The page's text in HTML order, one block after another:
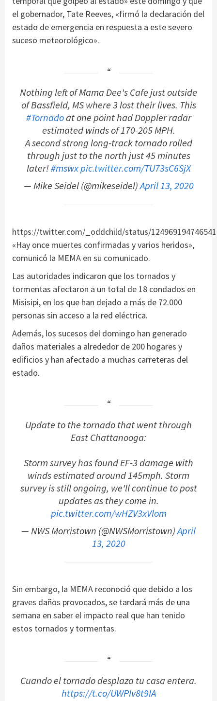
el gobernador, Tate Reeves, «firmó la declaración del
estado de emergencia en respuesta a este severo
suceso meteorológico».
Nothing left of Mama Dee's Cafe just outside
of Bassfield, MS where 3 lost their lives. This
#Tornadoat one point had Doppler radar
estimated winds of 170-205 MPH.
A second strong long-track tornado rolled
through just to the north just 45 minutes
later!#mswxpic.twitter.com/TU73sC6SjX
— Mike Seidel (@mikeseidel)April 13, 2020
https://twitter.com/_oddchild/status/
«Hay once muertes confirmadas y varios heridos»,
comunicó la MEMA en su comunicado.
Las autoridades indicaron que los tornados y
tormentas afectaron a un total de 18 condados en
Misisipi, en los que han dejado a más de 72.000
personas sin acceso a la red eléctrica.
Además, los sucesos del domingo han generado
daños materiales a alrededor de 200 hogares y
edificios y han afectado a muchas carreteras del
estado.
Update to the tornado that went through
East Chattanooga:
Storm survey has found EF-3 damage with
winds estimated around 145mph. Storm
survey is still ongoing, we'll continue to post
updates as they come in.
pic.twitter.com/wHZV3xVlom
— NWS Morristown (@NWSMorristown)April
13, 2020
Sin embargo, la MEMA reconoció que debido a los
graves daños provocados, se tardará más de una
semana en saber el impacto real que han tenido
estos tornados y tormentas.
Cuando el tornado desplaza tu casa entera.
https://t.co/UWPIv8t9IA